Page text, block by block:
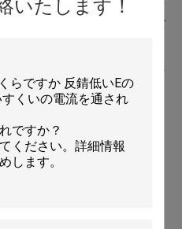
いたします！
なく、あなたの家を個人化して
の懇願に加えて下さい。
。
絶縁材、選択のためのさまざま
法の後のひび無し
られて
ること容易
適合、
絶縁材
容易な壁にはめ込まれます